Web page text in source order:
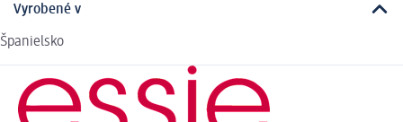
Vyrobené v
Španielsko